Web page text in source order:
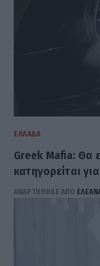
ΕΛΛΆΔΑ
Greek Mafia: Θα
κατηγορείται
ΑΝΑΡΤΗΘΗΚΕ ΑΠΟ